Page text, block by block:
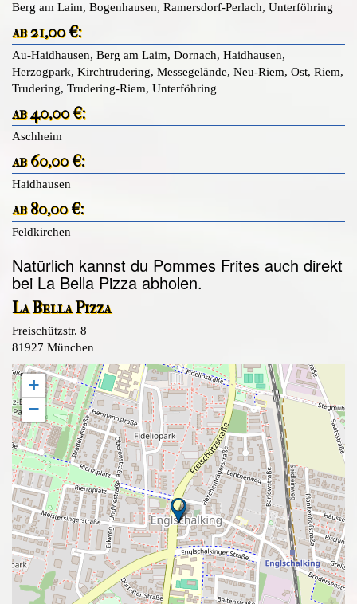
Berg am Laim, Bogenhausen, Ramersdorf-Perlach, Unterföhring
ab 21,00 €:
Au-Haidhausen, Berg am Laim, Dornach, Haidhausen,
Herzogpark, Kirchtrudering, Messegelände, Neu-Riem, Ost, Riem,
Trudering, Trudering-Riem, Unterföhring
ab 40,00 €:
Aschheim
ab 60,00 €:
Haidhausen
ab 80,00 €:
Feldkirchen
Natürlich kannst du Pommes Frites auch direkt
bei La Bella Pizza abholen.
La Bella Pizza
Freischützstr. 8
81927 München
+
−